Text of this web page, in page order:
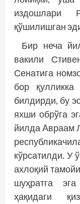
издошлари
қўшилишган
Бир неча
вакили
Сенатига
бор
билдирди, бу
яхши обрўга
йилда Aвраам
кўрсатилди. У
ахлоқий
шуҳратга
ҳақидаги